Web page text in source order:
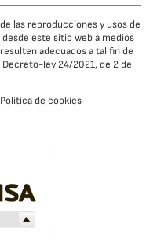
las reproducciones y usos de
este sitio web a medios
adecuados a tal fin de
ley 24/2021, de 2 de
Política de cookies